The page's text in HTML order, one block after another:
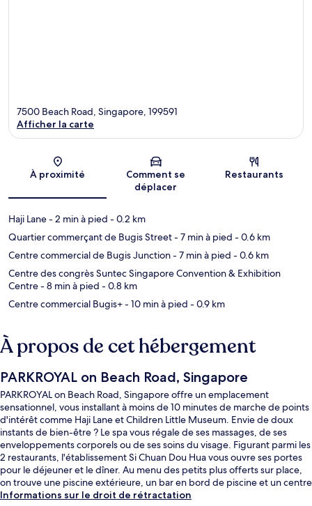
Carte
7500 Beach Road, Singapore, 199591
Afficher la carte
À proximité
Comment se
déplacer
Restaurants
Haji Lane- 2 min à pied - 0.2 km
Quartier commerçant de Bugis Street- 7 min à pied - 0.6 km
Centre commercial de Bugis Junction- 7 min à pied - 0.6 km
Centre des congrès Suntec Singapore Convention & Exhibition
Centre- 8 min à pied - 0.8 km
Centre commercial Bugis+- 10 min à pied - 0.9 km
À propos de cet hébergement
PARKROYAL on Beach Road, Singapore
PARKROYAL on Beach Road, Singapore offre un emplacement
sensationnel, vous installant à moins de 10 minutes de marche de points
d'intérêt comme Haji Lane et Children Little Museum. Envie de doux
instants de bien-être ? Le spa vous régale de ses massages, de ses
enveloppements corporels ou de ses soins du visage. Figurant parmi les
2 restaurants, l'établissement Si Chuan Dou Hua vous ouvre ses portes
pour le déjeuner et le dîner. Au menu des petits plus offerts sur place,
on trouve une piscine extérieure, un bar en bord de piscine et un centre
de remise en forme ouvert 24 h/24. Sympa non ? Les autres voyageurs
Informations sur le droit de rétractation